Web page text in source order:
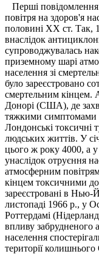
Перші
повітря на здоров'я
половині XX ст. Так,
внаслідок
супроводжувалась
приземному шарі
населення зі
було зареєстровано
смертельним кінцем.
Донорі (США), де
тяжкими симптомами
Лондонські токсичні
людських життів. У
цього ж року 4000, а
унаслідок отруєння
атмосферним
кінцем токсичними
зареєстровані в Нью-
листопаді 1966 р., у
Роттердамі
впливу забрудненого
населення
території